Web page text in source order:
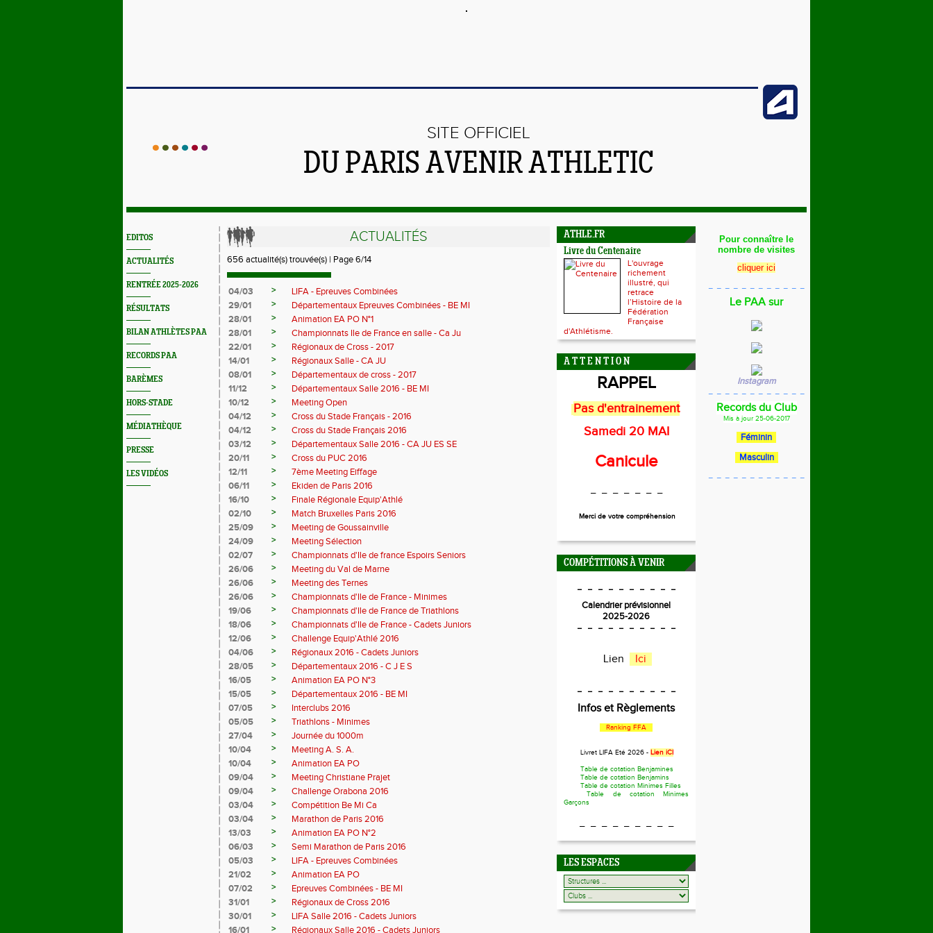
SITE OFFICIEL
DU PARIS AVENIR ATHLETIC
EDITOS
ACTUALITÉS
RENTRÉE 2025-2026
RÉSULTATS
BILAN ATHLÈTES PAA
RECORDS PAA
BARÈMES
HORS-STADE
MÉDIATHÈQUE
PRESSE
LES VIDÉOS
ACTUALITÉS
656 actualité(s) trouvée(s) | Page 6/14
04/03 >
LIFA - Epreuves Combinées
29/01
>
Départementaux Epreuves Combinées - BE MI
28/01
>
Animation EA PO N°1
28/01
>
Championnats Ile de France en salle - Ca Ju
22/01
>
Régionaux de Cross - 2017
14/01
>
Régionaux Salle - CA JU
08/01
>
Départementaux de cross - 2017
11/12
>
Départementaux Salle 2016 - BE MI
10/12
>
Meeting Open
04/12
>
Cross du Stade Français - 2016
04/12
>
Cross du Stade Français 2016
03/12
>
Départementaux Salle 2016 - CA JU ES SE
20/11
>
Cross du PUC 2016
12/11
>
7ème Meeting Eiffage
06/11
>
Ekiden de Paris 2016
16/10
>
Finale Régionale Equip'Athlé
02/10
>
Match Bruxelles Paris 2016
25/09
>
Meeting de Goussainville
24/09
>
Meeting Sélection
02/07
>
Championnats d'Ile de france Espoirs Seniors
26/06
>
Meeting du Val de Marne
26/06
>
Meeting des Ternes
26/06
>
Championnats d'Ile de France - Minimes
19/06
>
Championnats d'Ile de France de Triathlons
18/06
>
Championnats d'Ile de France - Cadets Juniors
12/06
>
Challenge Equip'Athlé 2016
04/06
>
Régionaux 2016 - Cadets Juniors
28/05
>
Départementaux 2016 - C J E S
16/05
>
Animation EA PO N°3
15/05
>
Départementaux 2016 - BE MI
07/05
>
Interclubs 2016
05/05
>
Triathlons - Minimes
27/04
>
Journée du 1000m
10/04
>
Meeting A. S. A.
10/04
>
Animation EA PO
09/04
>
Meeting Christiane Prajet
09/04
>
Challenge Orabona 2016
03/04
>
Compétition Be Mi Ca
03/04
>
Marathon de Paris 2016
13/03
>
Animation EA PO N°2
06/03
>
Semi Marathon de Paris 2016
05/03
>
LIFA - Epreuves Combinées
21/02
>
Animation EA PO
07/02
>
Epreuves Combinées - BE MI
31/01
>
Régionaux de Cross 2016
30/01
>
LIFA Salle 2016 - Cadets Juniors
16/01
> Régionaux Salle 2016 - Cadets Juniors
ATHLE.FR
Livre du Centenaire
L'ouvrage
richement
illustré, qui
retrace
l’Histoire de la
Fédération
Française
d'Athlétisme.
A T T E N T I O N
RAPPEL
Pas d'entrainement
Samedi 20 MAI
Canicule
Merci de votre compréhension
COMPÉTITIONS À VENIR
_ _ _ _ _ _ _ _ _ _
Calendrier prévisionnel
2025-2026
_ _ _ _ _ _ _ _ _ _
Lien Ici
_ _ _ _ _ _ _ _ _ _
Infos et Règlements
Ranking FFA
Livret LIFA Eté 2026 - Lien iCI
Table de cotation Benjamines
Table de cotation Benjamins
Table de cotation Minimes Filles
Table de cotation Minimes
Garçons
LES ESPACES
Pour connaître le
nombre de visites
cliquer ici
Le PAA sur
Instagram
Records du Club
Mis à jour 25-06-2017
Féminin
Masculin